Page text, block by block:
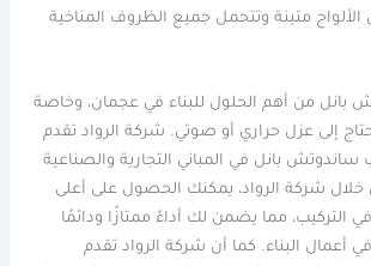
متينة وتتحمل جميع الظروف المناخية
بانل من أهم الحلول للبناء في عجمان، وخاصة
إلى عزل حراري أو صوتي. شركة الرواد تقدم
ساندوتش بانل في المباني التجارية والصناعية
خلال شركة الرواد، يمكنك الحصول على أعلى
مما يضمن لك أداءً ممتازًا ودائمًا
أعمال البناء. كما أن شركة الرواد تقدم